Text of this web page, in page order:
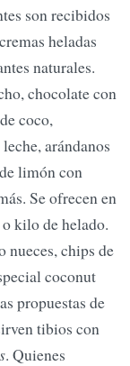
son recibidos
heladas
naturales.
chocolate con
coco,
arándanos
limón con
Se ofrecen en
kilo de helado.
nueces, chips de
coconut
propuestas de
tibios con
. Quienes